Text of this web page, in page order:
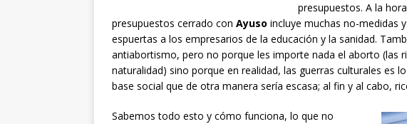
presupuestos. A la
presupuestos cerrado con Ayuso incluye muchas no-medidas
espuertas a los empresarios de la educación y la sanidad.
antiabortismo, pero no porque les importe nada el aborto (las
naturalidad) sino porque en realidad, las guerras culturales es
base social que de otra manera sería escasa; al fin y al cabo,
Sabemos todo esto y cómo funciona, lo que no